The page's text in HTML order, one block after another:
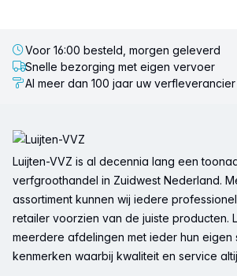
Voor 16:00 besteld, morgen geleverd
Snelle bezorging met eigen vervoer
Al meer dan 100 jaar uw verfleverancier
Luijten-VVZ is al decennia lang een
verfgroothandel in Zuidwest Nederland.
assortiment kunnen wij iedere
retailer voorzien van de juiste producten.
meerdere afdelingen met ieder hun eigen
kenmerken waarbij kwaliteit en service